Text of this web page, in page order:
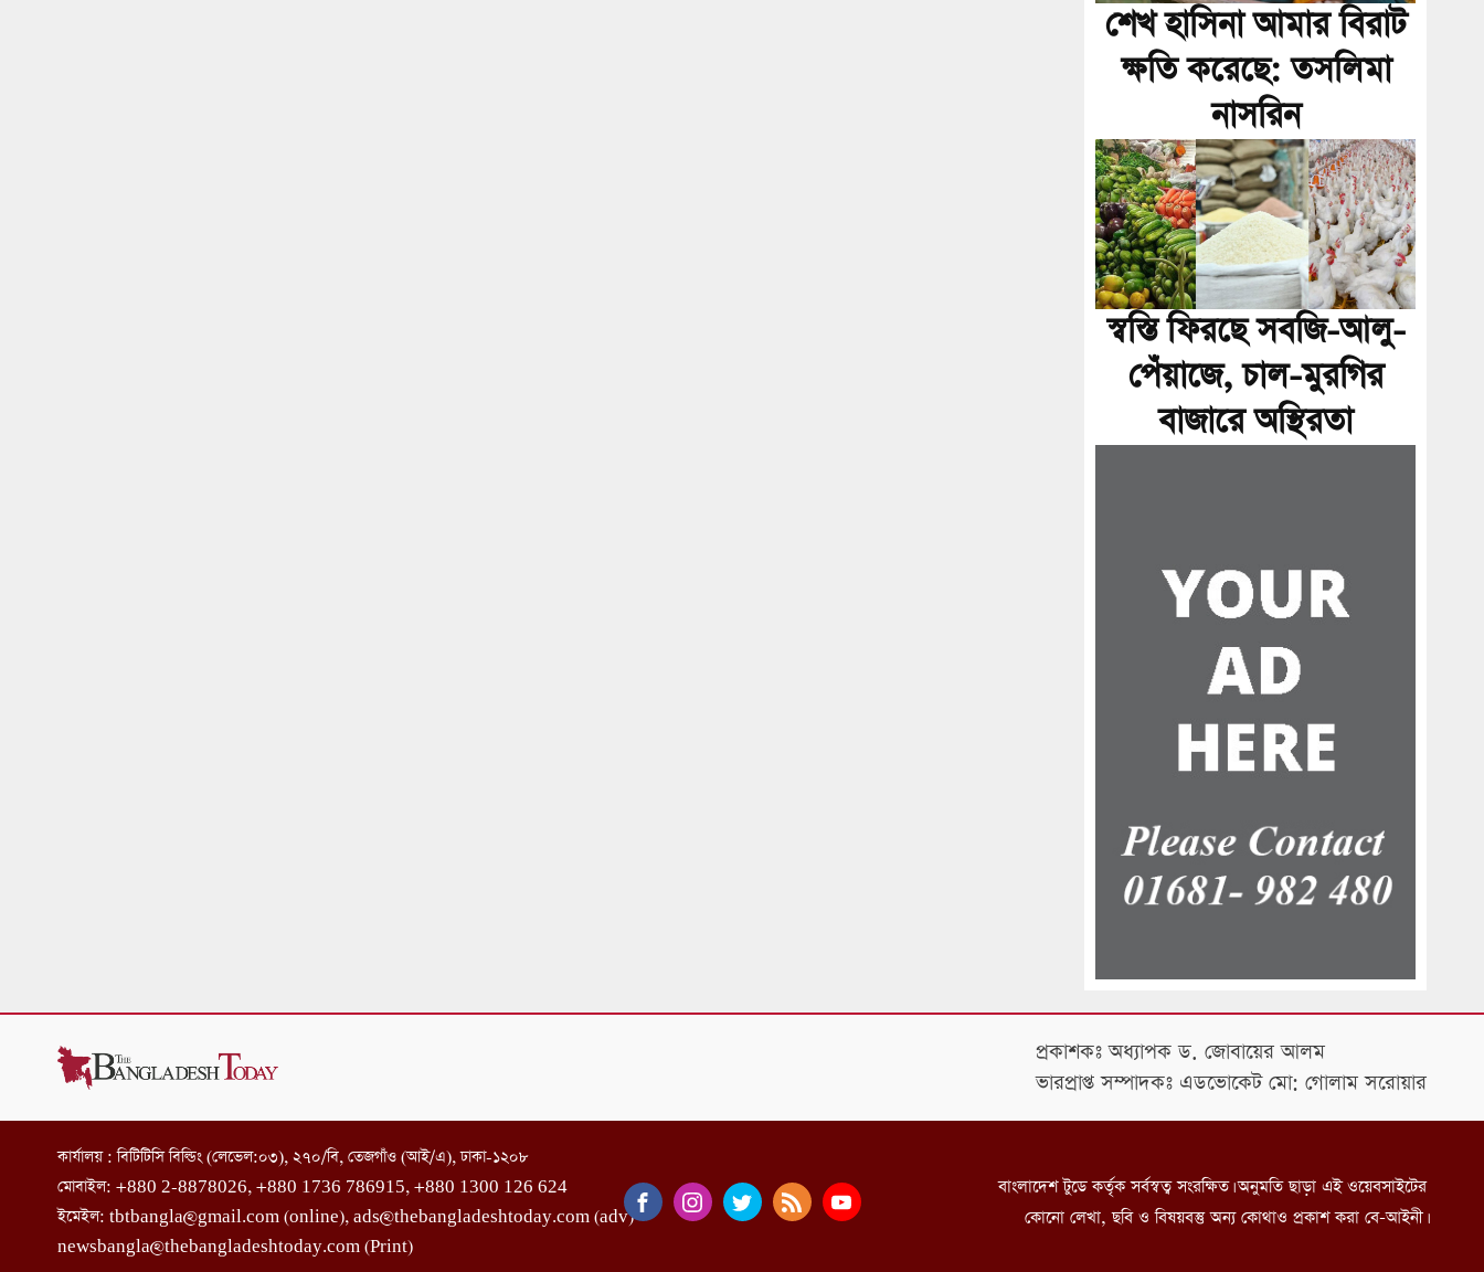
শেখ হাসিনা আমার বিরাট
ক্ষতি করেছে: তসলিমা
নাসরিন
স্বস্তি ফিরছে সবজি-আলু-
পেঁয়াজে, চাল-মুরগির
বাজারে অস্থিরতা
প্রকাশকঃ অধ্যাপক ড. জোবায়ের আলম
ভারপ্রাপ্ত সম্পাদকঃ এডভোকেট মো: গোলাম সরোয়ার
কার্যালয় : বিটিটিসি বিল্ডিং (লেভেল:০৩), ২৭০/বি, তেজগাঁও (আই/এ), ঢাকা-১২০৮
মোবাইল: +880 2-8878026, +880 1736 786915, +880 1300 126 624
ইমেইল: tbtbangla@gmail.com (online), ads@thebangladeshtoday.com (adv)
newsbangla@thebangladeshtoday.com (Print)
বাংলাদেশ টুডে কর্তৃক সর্বস্বত্ব সংরক্ষিত। অনুমতি ছাড়া এই ওয়েবসাইটের
কোনো লেখা, ছবি ও বিষয়বস্তু অন্য কোথাও প্রকাশ করা বে-আইনী।